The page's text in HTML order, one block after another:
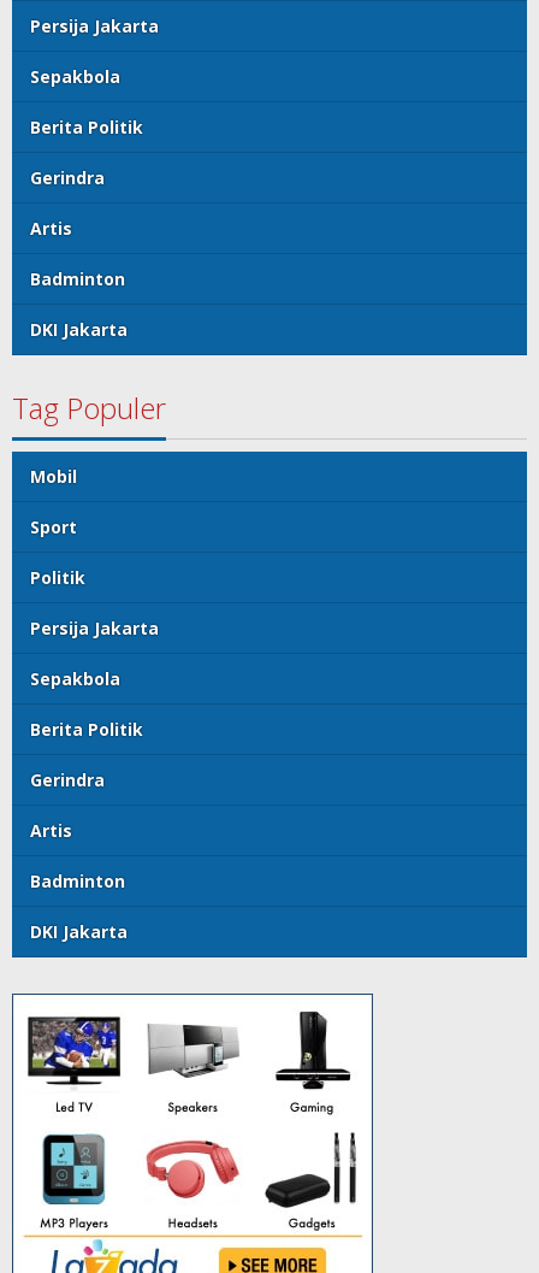
Persija Jakarta
Sepakbola
Berita Politik
Gerindra
Artis
Badminton
DKI Jakarta
Tag Populer
Mobil
Sport
Politik
Persija Jakarta
Sepakbola
Berita Politik
Gerindra
Artis
Badminton
DKI Jakarta